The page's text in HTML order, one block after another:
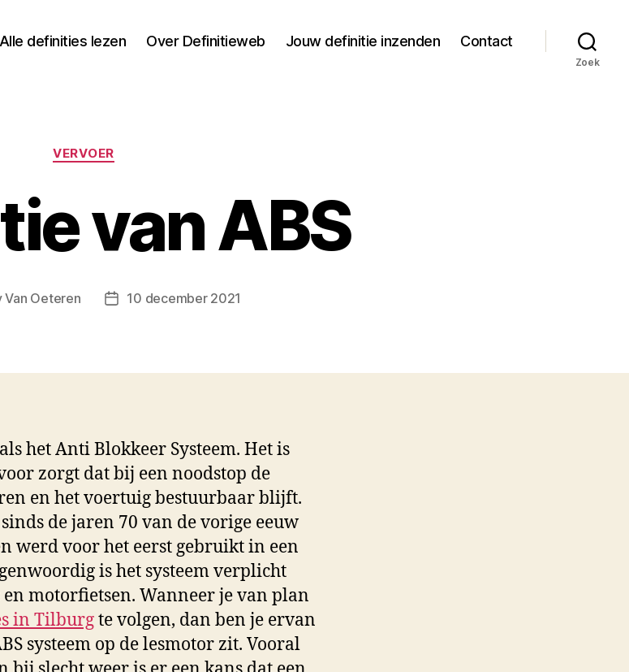
Alle definities lezen Over Definitieweb Jouw definitie inzenden Contact
Zoek
Categorieën
VERVOER
van ABS
Van Oeteren Berichtdatum
10 december 2021
het Anti Blokkeer Systeem. Het is
zorgt dat bij een noodstop de
en het voertuig bestuurbaar blijft.
de jaren 70 van de vorige eeuw
werd voor het eerst gebruikt in een
is het systeem verplicht
en motorfietsen. Wanneer je van plan
in Tilburgte volgen, dan ben je ervan
systeem op de lesmotor zit. Vooral